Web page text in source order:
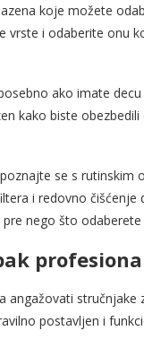
koje možete
vrste i odaberite onu
ako imate
kako biste
se s rutinskim
i redovno čišćenje
nego što
stručnjake
postavljen i